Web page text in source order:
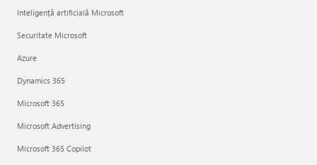
Inteligență artificială Microsoft
Securitate Microsoft
Azure
Dynamics 365
Microsoft 365
Microsoft Advertising
Microsoft 365 Copilot